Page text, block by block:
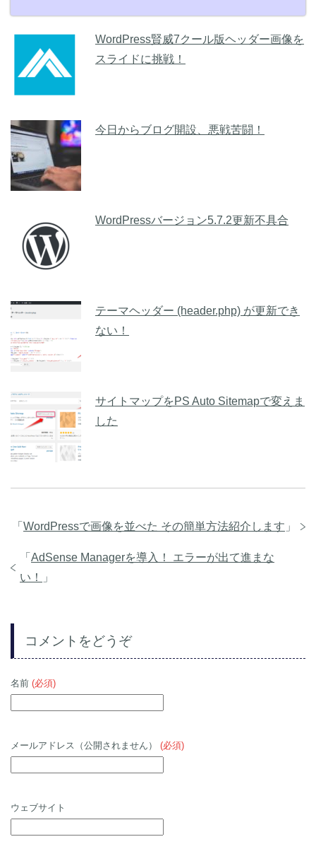
WordPress賢威7クール版ヘッダー画像を
スライドに挑戦！
今日からブログ開設、悪戦苦闘！
WordPressバージョン5.7.2更新不具合
テーマヘッダー (header.php) が更新でき
ない！
サイトマップをPS Auto Sitemapで変えま
した
「 WordPressで画像を並べた その簡単方法紹介します 」
「 AdSense Managerを導入！ エラーが出て進まな
い！
」
コメントをどうぞ
名前 (必須)
メールアドレス（公開されません） (必須)
ウェブサイト